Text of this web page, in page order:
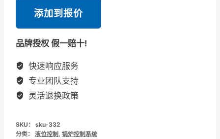
添加到报价
品牌授权 假一赔十!
快速响应服务
专业团队支持
灵活退换政策
SKU： sku-332
分类： 液位控制 , 锅炉控制系统